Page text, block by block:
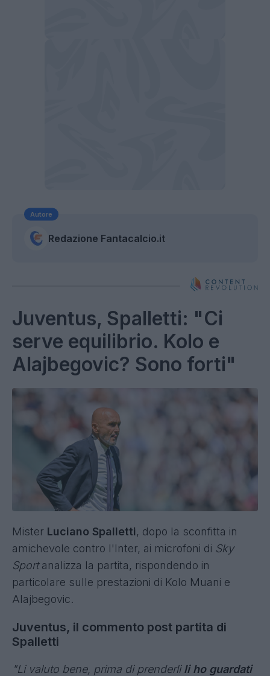
Autore
Redazione Fantacalcio.it
Juventus, Spalletti: "Ci
serve equilibrio. Kolo e
Alajbegovic? Sono forti"
Mister Luciano Spalletti, dopo la sconfitta in
amichevole contro l'Inter, ai microfoni di Sky
Sportanalizza la partita, rispondendo in
particolare sulle prestazioni di Kolo Muani e
Alajbegovic.
Juventus, il commento post partita di
Spalletti
"Li valuto bene, prima di prenderlili ho guardati